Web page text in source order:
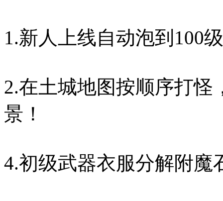
1.新人上线自动泡到100
2.在土城地图按顺序打怪
景！
4.初级武器衣服分解附魔